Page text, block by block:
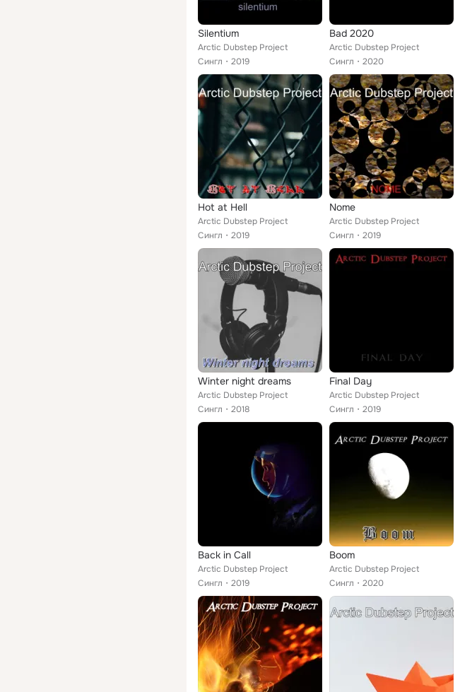
Silentium
Arctic Dubstep Project
Сингл
2019
Bad 2020
Arctic Dubstep Project
Сингл
2020
Hot at Hell
Arctic Dubstep Project
Сингл
2019
Nome
Arctic Dubstep Project
Сингл
2019
Winter night dreams
Arctic Dubstep Project
Сингл
2018
Final Day
Arctic Dubstep Project
Сингл
2019
Back in Call
Arctic Dubstep Project
Сингл
2019
Boom
Arctic Dubstep Project
Сингл
2020